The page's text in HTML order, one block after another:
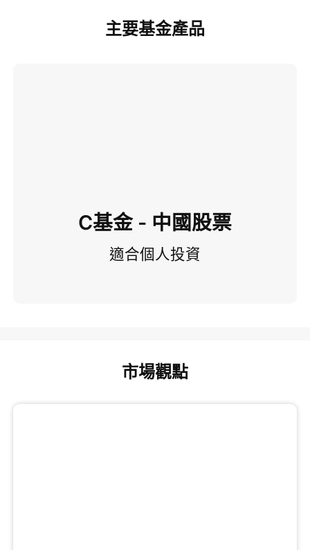
主要基金產品
C基金 - 中國股票
適合個人投資
市場觀點